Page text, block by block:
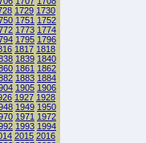
1729 1730
1751 1752
1773 1774
1795 1796
1817 1818
1839 1840
1861 1862
1883 1884
1905 1906
1927 1928
1949 1950
1971 1972
1993 1994
2015 2016